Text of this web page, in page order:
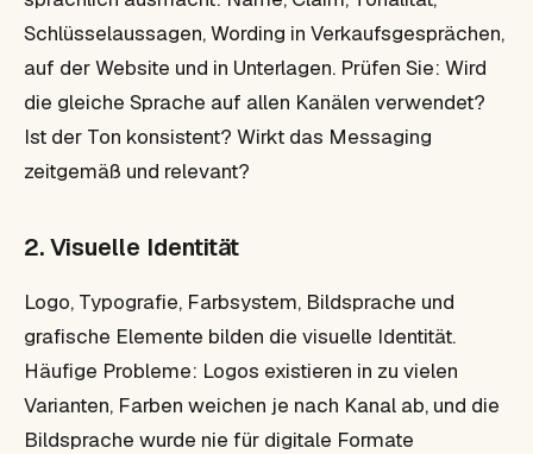
Schlüsselaussagen, Wording in Verkaufsgesprächen,
auf der Website und in Unterlagen. Prüfen Sie: Wird
die gleiche Sprache auf allen Kanälen verwendet?
Ist der Ton konsistent? Wirkt das Messaging
zeitgemäß und relevant?
2. Visuelle Identität
Logo, Typografie, Farbsystem, Bildsprache und
grafische Elemente bilden die visuelle Identität.
Häufige Probleme: Logos existieren in zu vielen
Varianten, Farben weichen je nach Kanal ab, und die
Bildsprache wurde nie für digitale Formate